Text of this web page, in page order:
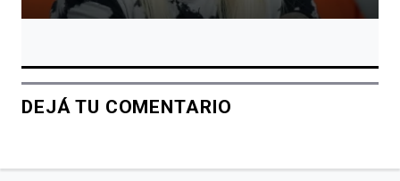
DEJÁ TU COMENTARIO